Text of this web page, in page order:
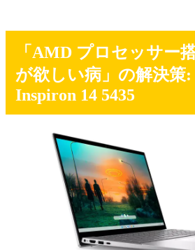
「AMD プロセッサー
が欲しい病」の解決策
Inspiron 14 5435